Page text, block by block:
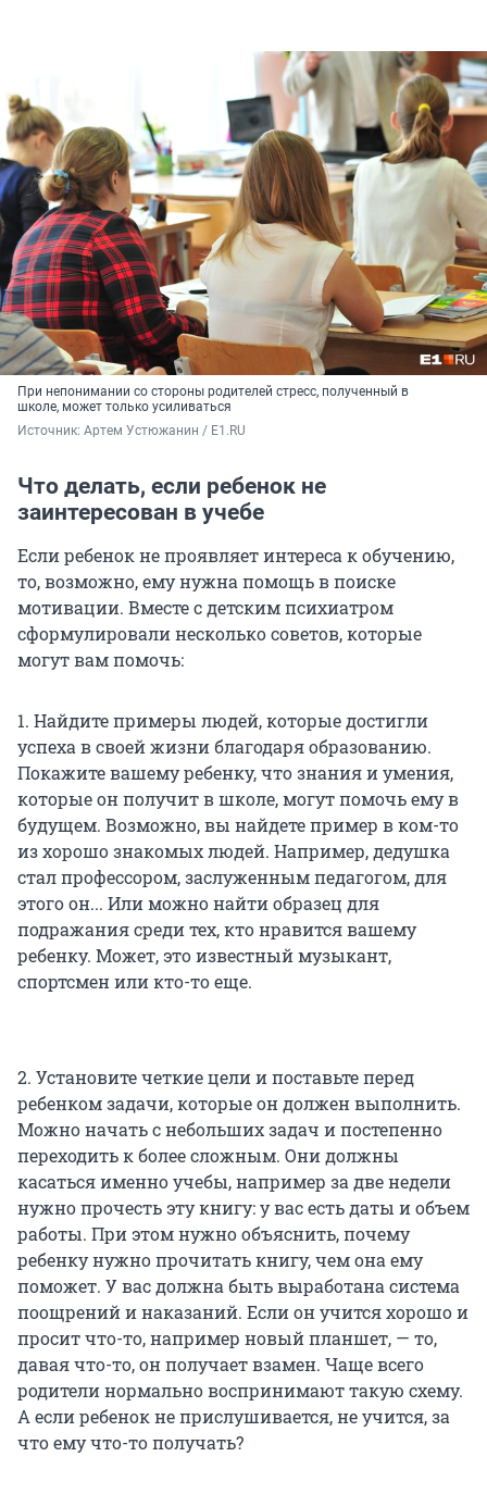
При непонимании со стороны родителей стресс, полученный в
школе, может только усиливаться
Источник: Артем Устюжанин / E1.RU
Что делать, если ребенок не
заинтересован в учебе
Если ребенок не проявляет интереса к обучению,
то, возможно, ему нужна помощь в поиске
мотивации. Вместе с детским психиатром
сформулировали несколько советов, которые
могут вам помочь:
1. Найдите примеры людей, которые достигли
успеха в своей жизни благодаря образованию.
Покажите вашему ребенку, что знания и умения,
которые он получит в школе, могут помочь ему в
будущем. Возможно, вы найдете пример в ком-то
из хорошо знакомых людей. Например, дедушка
стал профессором, заслуженным педагогом, для
этого он... Или можно найти образец для
подражания среди тех, кто нравится вашему
ребенку. Может, это известный музыкант,
спортсмен или кто-то еще.
2. Установите четкие цели и поставьте перед
ребенком задачи, которые он должен выполнить.
Можно начать с небольших задач и постепенно
переходить к более сложным. Они должны
касаться именно учебы, например за две недели
нужно прочесть эту книгу: у вас есть даты и объем
работы. При этом нужно объяснить, почему
ребенку нужно прочитать книгу, чем она ему
поможет. У вас должна быть выработана система
поощрений и наказаний. Если он учится хорошо и
просит что-то, например новый планшет, — то,
давая что-то, он получает взамен. Чаще всего
родители нормально воспринимают такую схему.
А если ребенок не прислушивается, не учится, за
что ему что-то получать?